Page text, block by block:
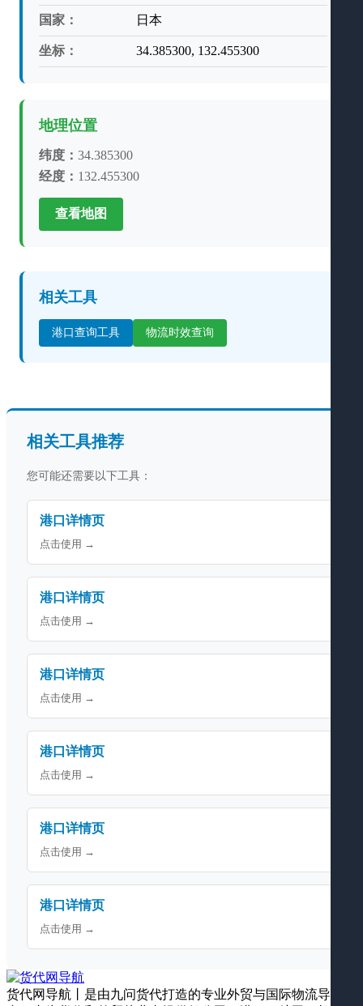
国家： 日本
坐标： 34.385300, 132.455300
地理位置
纬度： 34.385300
经度： 132.455300
查看地图
相关工具
港口查询工具 物流时效查询
相关工具推荐
您可能还需要以下工具：
港口详情页
点击使用 →
港口详情页
点击使用 →
港口详情页
点击使用 →
港口详情页
点击使用 →
港口详情页
点击使用 →
港口详情页
点击使用 →
货代网导航丨是由九问货代打造的专业外贸与国际物流导航平